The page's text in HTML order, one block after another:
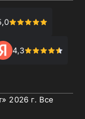
4,3
2026 г. Все